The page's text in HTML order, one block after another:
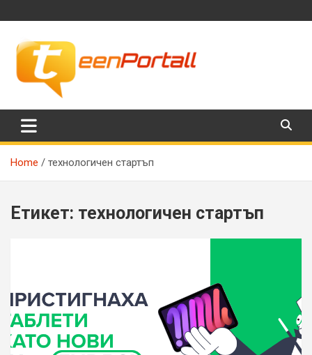
to
TeenPortall
Home технологичен стартъп
Етикет: технологичен стартъп